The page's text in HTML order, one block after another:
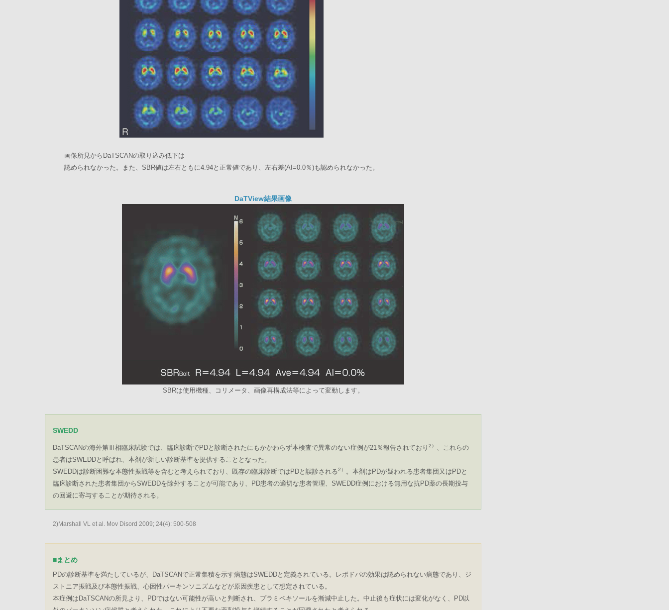
画像所見からDaTSCANの取り込み低下は
認められなかった。また、SBR値は左右ともに4.94と正常値であり、左右差(AI=0.0％)も認められなかった。
DaTView結果画像
SBRは使用機種、コリメータ、画像再構成法等によって変動します。
SWEDD
DaTSCANの海外第Ⅲ相臨床試験では、臨床診断でPDと診断されたにもかかわらず本検査で異常のない症例が21％報告されており 2）
、これらの
患者はSWEDDと呼ばれ、本剤が新しい診断基準を提供することとなった。
SWEDDは診断困難な本態性振戦等を含むと考えられており、既存の臨床診断ではPDと誤診される2）
。本剤はPDが疑われる患者集団又はPDと
臨床診断された患者集団からSWEDDを除外することが可能であり、PD患者の適切な患者管理、SWEDD症例における無用な抗PD薬の長期投与
の回避に寄与することが期待される。
2)Marshall VL et al. Mov Disord 2009; 24(4): 500-508
■まとめ
PDの診断基準を満たしているが、DaTSCANで正常集積を示す病態はSWEDDと定義されている。レボドパの効果は認められない病態であり、ジ
ストニア振戦及び本態性振戦、心因性パーキンソニズムなどが原因疾患として想定されている。
本症例はDaTSCANの所見より、PDではない可能性が高いと判断され、プラミペキソールを漸減中止した。中止後も症状には変化がなく、PD以